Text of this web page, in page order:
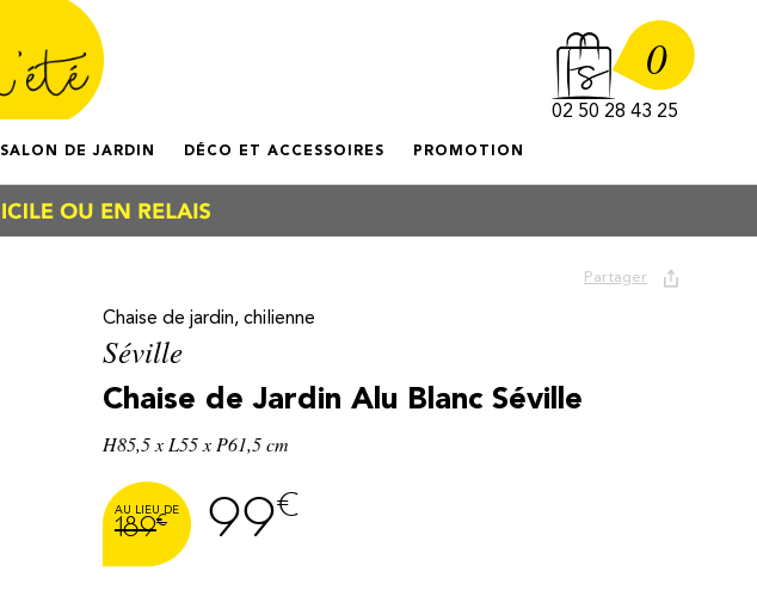
0
02 50 28 43 25
SALON DE JARDIN DÉCO ET ACCESSOIRES PROMOTION
Partager
Chaise de jardin, chilienne
Séville
Chaise de Jardin Alu Blanc Séville
H85,5 x L55 x P61,5 cm
189€ 99€